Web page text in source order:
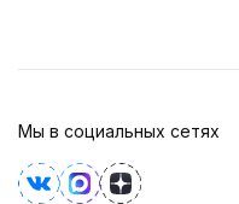
Мы в социальных сетях